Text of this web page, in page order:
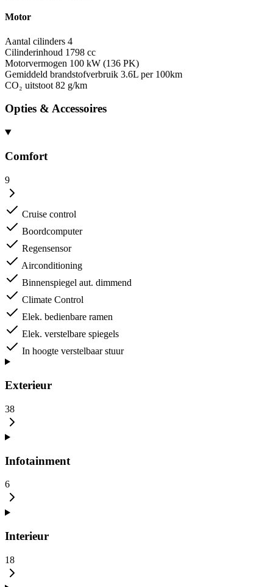
Motor
Aantal cilinders 4
Cilinderinhoud 1798 cc
Motorvermogen 100 kW (136 PK)
Gemiddeld brandstofverbruik 3.6L per 100km
CO₂ uitstoot 82 g/km
Opties & Accessoires
Comfort
9
Cruise control
Boordcomputer
Regensensor
Airconditioning
Binnenspiegel aut. dimmend
Climate Control
Elek. bedienbare ramen
Elek. verstelbare spiegels
In hoogte verstelbaar stuur
Exterieur
38
Infotainment
6
Interieur
18